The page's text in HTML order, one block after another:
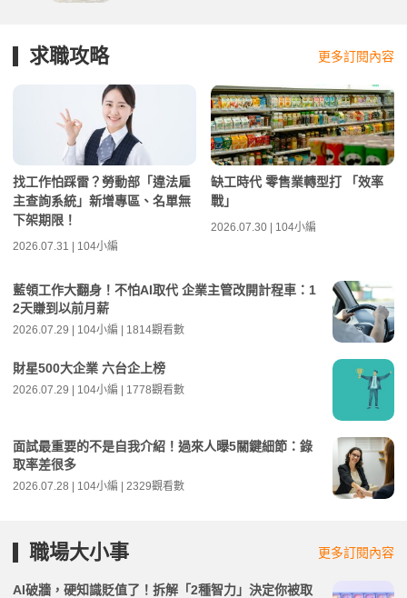
求職攻略 更多訂閱內容
找工作怕踩雷？勞動部「違法雇
主查詢系統」新增專區、名單無
下架期限！
2026.07.31 | 104小編
缺工時代 零售業轉型打 「效率
戰」
2026.07.30 | 104小編
藍領工作大翻身！不怕AI取代 企業主管改開計程車：1
2天賺到以前月薪
2026.07.29 | 104小編 | 1814觀看數
財星500大企業 六台企上榜
2026.07.29 | 104小編 | 1778觀看數
面試最重要的不是自我介紹！過來人曝5關鍵細節：錄
取率差很多
2026.07.28 | 104小編 | 2329觀看數
職場大小事 更多訂閱內容
AI破牆，硬知識貶值了！拆解「2種智力」決定你被取